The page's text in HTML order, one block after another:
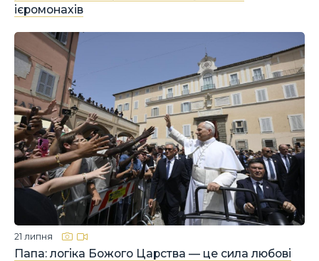
ієромонахів
Папа: логіка Божого Царства — це сила любові
21 липня